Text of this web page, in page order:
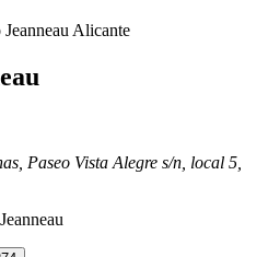
Paseo Vista Alegre s/n, local 5,